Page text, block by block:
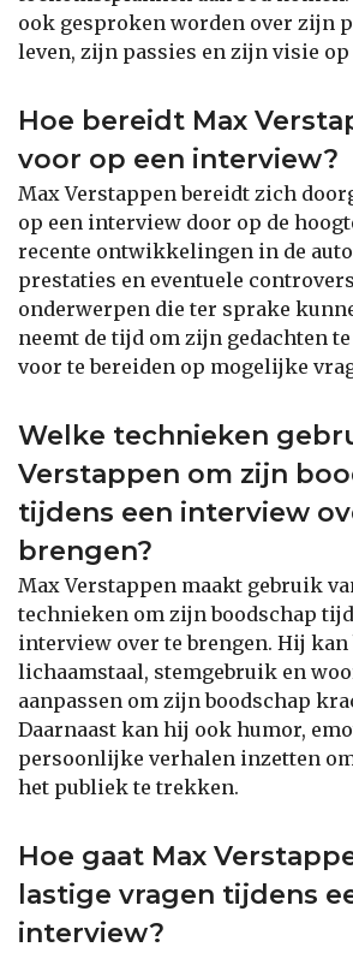
ook gesproken worden over zijn
leven, zijn passies en zijn visie
Hoe bereidt Max
voor op een interview?
Max Verstappen bereidt zich
op een interview door op de
recente ontwikkelingen in de
prestaties en eventuele
onderwerpen die ter sprake
neemt de tijd om zijn gedachten
voor te bereiden op mogelijke
Welke technieken
Verstappen om zijn
tijdens een interview
brengen?
Max Verstappen maakt gebruik
technieken om zijn boodschap
interview over te brengen. Hij
lichaamstaal, stemgebruik en
aanpassen om zijn boodschap
Daarnaast kan hij ook humor,
persoonlijke verhalen inzetten
het publiek te trekken.
Hoe gaat Max
lastige vragen tijdens
interview?